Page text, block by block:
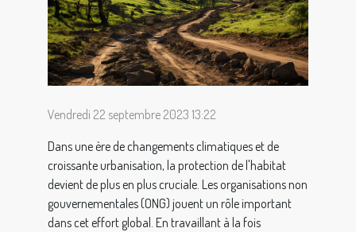
Vendredi 22 septembre 2023 13:22
Dans une ère de changements climatiques et de
croissante urbanisation, la protection de l'habitat
devient de plus en plus cruciale. Les organisations non
gouvernementales (ONG) jouent un rôle important
dans cet effort global. En travaillant à la fois